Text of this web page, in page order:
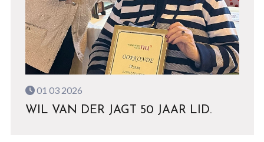
01 03 2026
WIL VAN DER JAGT 50 JAAR LID.